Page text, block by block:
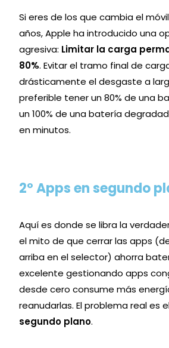
Si eres de los que cambia el
años, Apple ha introducido una
agresiva: Limitar la carga
80%. Evitar el tramo final de
drásticamente el desgaste a
preferible tener un 80% de una
un 100% de una batería
en minutos.
2º Apps en segundo
Aquí es donde se libra la
el mito de que cerrar las apps
arriba en el selector) ahorra
excelente gestionando apps
desde cero consume más
reanudarlas. El problema real es
segundo plano.